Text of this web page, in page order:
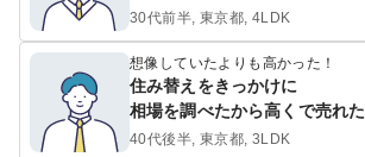
30代前半, 東京都, 4LDK
想像していたよりも高かった！
住み替えをきっかけに
相場を調べたから高くで売れた
40代後半, 東京都, 3LDK